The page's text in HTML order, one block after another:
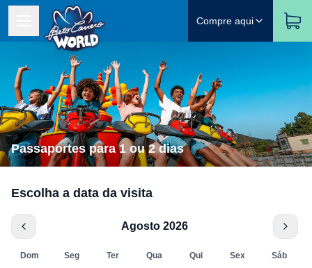
Compre aqui
Passaportes para 1 ou 2 dias
Escolha a data da visita
Agosto 2026
Dom Seg Ter Qua Qui Sex Sáb